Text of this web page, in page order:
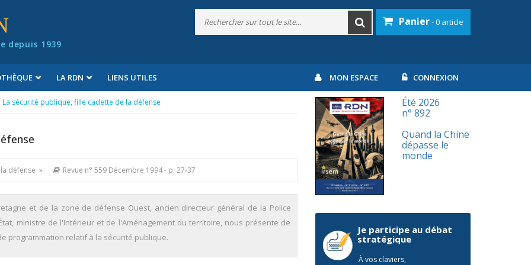
depuis 1939
Panier- 0 article
LA RDN LIENS UTILES MON ESPACE CONNEXION
La sécurité publique, fille cadette de la défense
défense » Revue n° 559 Décembre 1994- p. 27-37
et de la zone de défense Ouest, ancien directeur général de la Police
ministre de l'Intérieur et de l'Aménagement du territoire, nous présente de
programmation relatif à la sécurité publique.
Été 2026
n° 892
Quand la Chine
dépasse le
monde
Je participe au débat
stratégique
À vos claviers,